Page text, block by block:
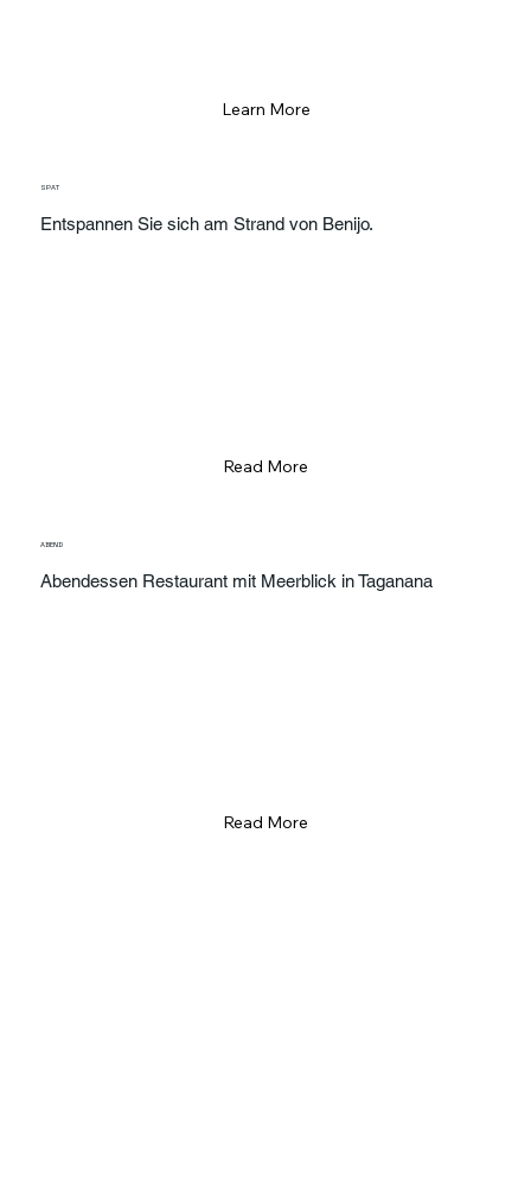
Learn More
SPAT
Entspannen Sie sich am Strand von Benijo.
Read More
ABEND
Abendessen Restaurant mit Meerblick in Taganana
Read More